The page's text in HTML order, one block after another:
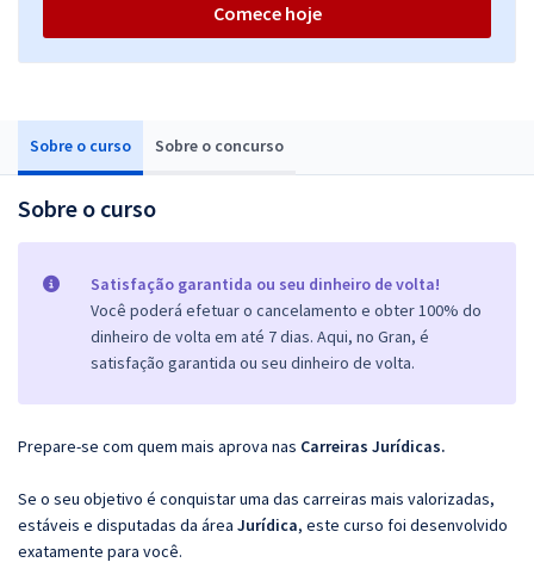
Sobre o curso Sobre o concurso
Sobre o curso
Satisfação garantida ou seu dinheiro de volta!
Você poderá efetuar o cancelamento e obter 100% do
dinheiro de volta em até 7 dias. Aqui, no Gran, é
satisfação garantida ou seu dinheiro de volta.
Prepare-se com quem mais aprova nas Carreiras Jurídicas.
Se o seu objetivo é conquistar uma das carreiras mais valorizadas,
estáveis e disputadas da área Jurídica, este curso foi desenvolvido
exatamente para você.
Comece hoje